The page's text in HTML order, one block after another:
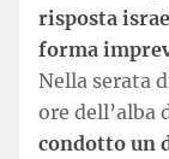
risposta
forma
Nella serata
ore dell’alba
condotto un